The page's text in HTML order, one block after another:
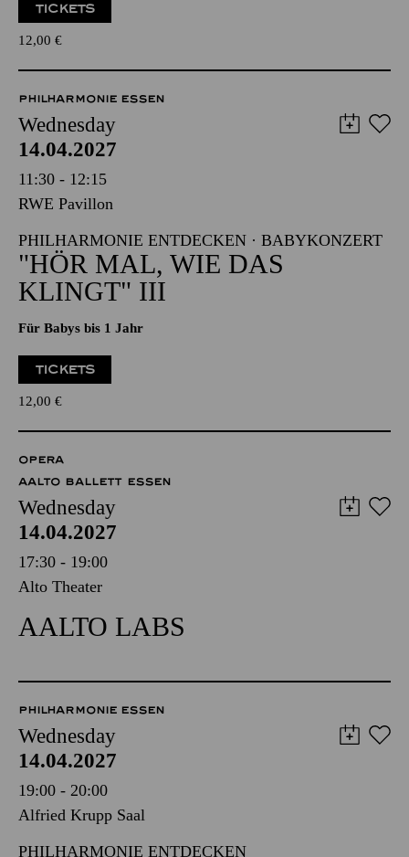
TICKETS
12,00 €
PHILHARMONIE ESSEN
Wednesday
14.04.2027
11:30 - 12:15
RWE Pavillon
PHILHARMONIE ENTDECKEN · BABYKONZERT
"HÖR MAL, WIE DAS
KLINGT" III
Für Babys bis 1 Jahr
TICKETS
12,00 €
OPERA
AALTO BALLETT ESSEN
Wednesday
14.04.2027
17:30 - 19:00
Alto Theater
AALTO LABS
PHILHARMONIE ESSEN
Wednesday
14.04.2027
19:00 - 20:00
Alfried Krupp Saal
PHILHARMONIE ENTDECKEN